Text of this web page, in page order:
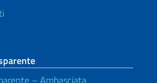
– Ambasciata